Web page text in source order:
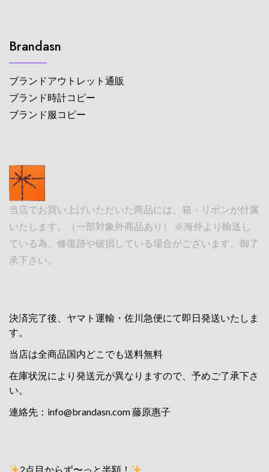
Brandasn
ブランドアウトレット通販
ブランド時計コピー
ブランド服コピー
当店でお買い上げいただいた商品には、箱・リボンが付属
いたします。（一部対象外商品あり） ※海外より輸送し
ている為、修復跡や破損している場合がございます。御了
承下さい。
決済完了後、ヤマト運輸・佐川急便にて即日発送いたしま
す。
当店は全商品国内どこでも送料無料
在庫状況により発送元が異なりますので、予めご了承下さ
い。
連絡先： info@brandasn.com藤原惠子
2点目からず〜っと半額！